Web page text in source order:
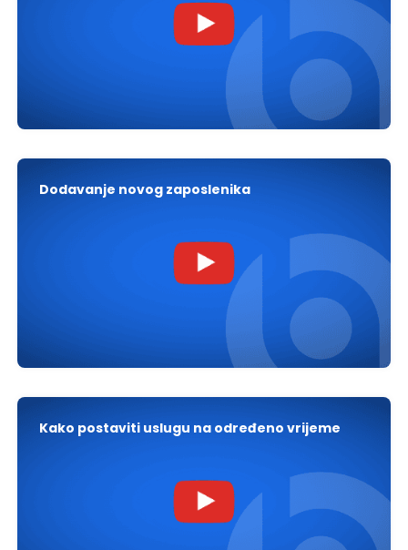
Dodavanje novog zaposlenika
Kako postaviti uslugu na određeno vrijeme